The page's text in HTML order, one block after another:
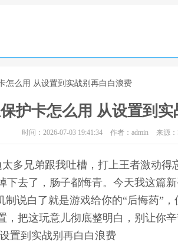
怎么用 从设置到实战别再白白浪费
护卡怎么用 从设置到
时间：2026-07-03 19:41:34 作者：admin 来源
多兄弟跟我吐槽，打上王者激动
下去了，肠子都悔青。今天我这篇
制说白了就是游戏给你的“后悔药”，
，把这玩意儿彻底整明白，别让你
置到实战别再白白浪费